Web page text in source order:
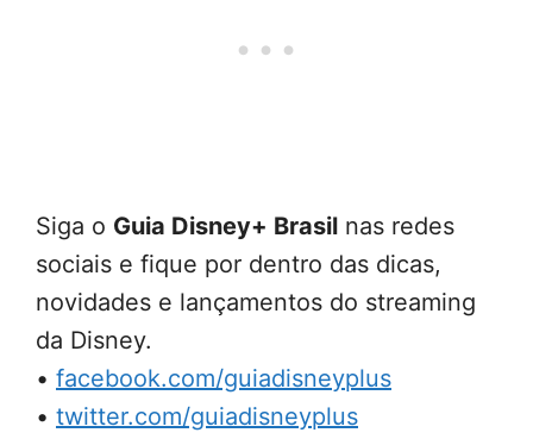
Siga o Guia Disney+ Brasil nas redes
sociais e fique por dentro das dicas,
novidades e lançamentos do streaming
da Disney.
• facebook.com/guiadisneyplus
• twitter.com/guiadisneyplus